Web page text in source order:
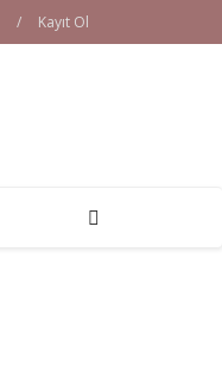
/ Kayıt Ol